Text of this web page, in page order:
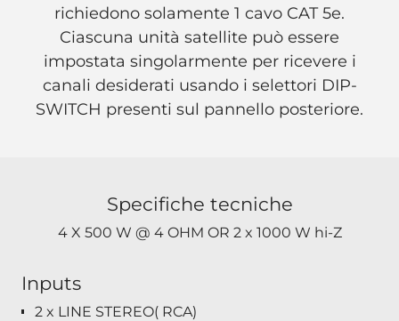
richiedono solamente 1 cavo CAT 5e.
Ciascuna unità satellite può essere
impostata singolarmente per ricevere i
canali desiderati usando i selettori DIP-
SWITCH presenti sul pannello posteriore.
Specifiche tecniche
4 X 500 W ​@ 4 OHM OR 2 x 1000 W hi-Z
Inputs
2 x LINE STEREO( RCA)